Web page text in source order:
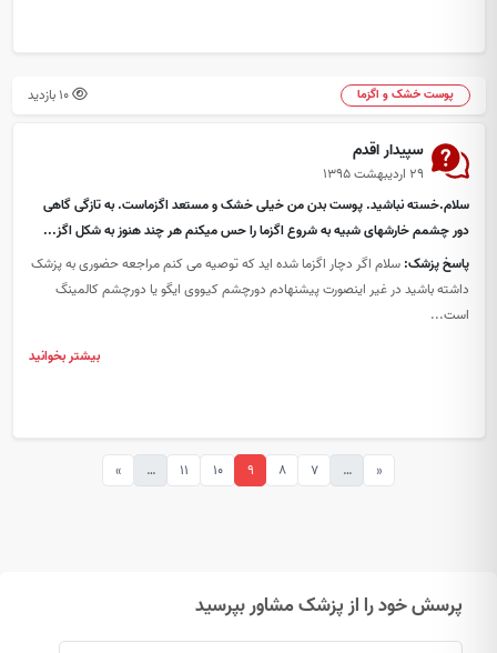
پوست خشک و اگزما 10 بازدید
سپیدار اقدم
۲۹ اردیبهشت ۱۳۹۵
سلام.خسته نباشید. پوست بدن من خیلی خشک و مستعد اگزماست. به تازگی گاهی
دور چشمم خارشهای شبیه به شروع اگزما را حس میکنم هر چند هنوز به شکل اگز...
پاسخ پزشک: سلام اگر دچار اگزما شده اید که توصیه می کنم مراجعه حضوری به پزشک
داشته باشید در غیر اینصورت پیشنهادم دورچشم کیووی ایگو یا دورچشم کالمینگ
است...
بیشتر بخوانید
«
…
7
8
9
10
11
…
»
پرسش خود را از پزشک مشاور بپرسید